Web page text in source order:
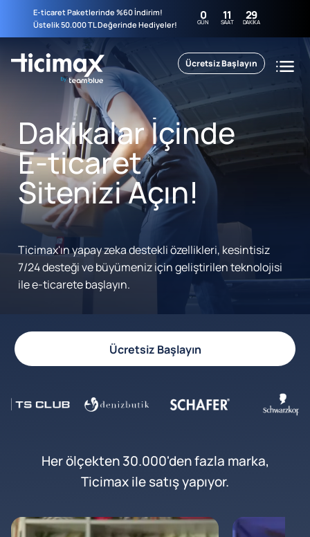
E-ticaret Paketlerinde %60 İndirim!
Üstelik 50.000 TL Değerinde Hediyeler!
0
GÜN 11
SAAT 29
DAKIKA
Ücretsiz Başlayın
Dakikalar İçinde
E-ticaret
Sitenizi Açın!
Ticimax'ın yapay zeka destekli özellikleri, kesintisiz
7/24 desteği ve büyümeniz için geliştirilen teknolojisi
ile e-ticarete başlayın.
Ücretsiz Başlayın
Her ölçekten 30.000'den fazla marka,
Ticimax ile satış yapıyor.